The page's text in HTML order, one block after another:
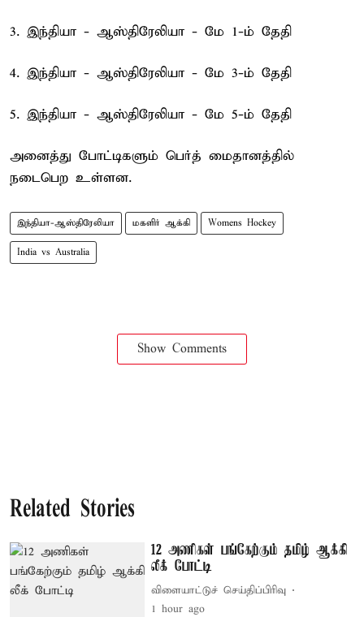
3. இந்தியா - ஆஸ்திரேலியா - மே 1-ம் தேதி
4. இந்தியா - ஆஸ்திரேலியா - மே 3-ம் தேதி
5. இந்தியா - ஆஸ்திரேலியா - மே 5-ம் தேதி
அனைத்து போட்டிகளும் பெர்த் மைதானத்தில்
நடைபெற உள்ளன.
இந்தியா-ஆஸ்திரேலியா மகளிர் ஆக்கி Womens Hockey
India vs Australia
Show Comments
Related Stories
12 அணிகள் பங்கேற்கும் தமிழ் ஆக்கி
லீக் போட்டி
விளையாட்டுச் செய்திப்பிரிவு
1 hour ago